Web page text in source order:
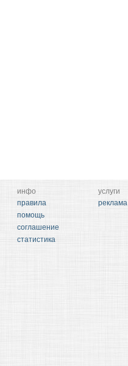
инфо
правила
помощь
соглашение
статистика
услуги
реклама